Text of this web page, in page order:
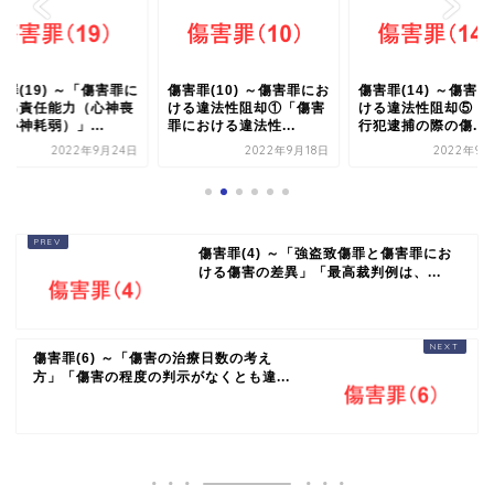
罪(19) ～「傷害罪に
る責任能力（心神喪
心神耗弱）」...
2022年9月24日
傷害罪(10) ～傷害罪にお
ける違法性阻却①「傷害
罪における違法性...
2022年9月18日
傷害罪(14) ～傷害罪
ける違法性阻却⑤「
行犯逮捕の際の傷...
2022年9
傷害罪(4) ～「強盗致傷罪と傷害罪にお
ける傷害の差異」「最高裁判例は、...
傷害罪(6) ～「傷害の治療日数の考え
方」「傷害の程度の判示がなくとも違...